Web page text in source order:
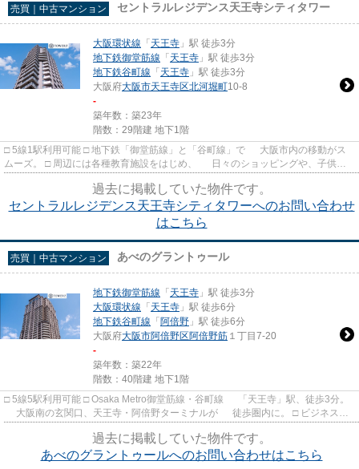
売買｜中古マンション セントラルレジデンス天王寺シティタワー
大阪環状線 「 天王寺 」駅 徒歩3分
地下鉄御堂筋線 「 天王寺 」駅 徒歩3分
地下鉄谷町線 「 天王寺 」駅 徒歩3分
大阪府大阪市天王寺区北河堀町10-8
-
築年数：築23年
階数：29階建 地下1階
□ 5線1駅利用可能 □ 地下鉄「御堂筋線」と「谷町線」で 大阪市内の移動がス
ムーズ。 □ 周辺には各種教育施設をはじめ、 日々のショッピングや、子供か
過去に掲載していた物件です。
セントラルレジデンス天王寺シティタワーへのお問い合わせ
はこちら
売買｜中古マンション あべのグラントゥール
地下鉄御堂筋線 「 天王寺 」駅 徒歩3分
大阪環状線 「 天王寺 」駅 徒歩6分
地下鉄谷町線 「 阿倍野 」駅 徒歩6分
大阪府大阪市阿倍野区阿倍野筋 １丁目7-20
-
築年数：築22年
階数：40階建 地下1階
□ 5線5駅利用可能 □ Osaka Metro御堂筋線・谷町線 「天王寺」駅、徒歩3分。
大阪南の玄関口、天王寺・阿倍野ターミナルが 徒歩圏内に。 □ ビジネス
過去に掲載していた物件です。
あべのグラントゥールへのお問い合わせはこちら